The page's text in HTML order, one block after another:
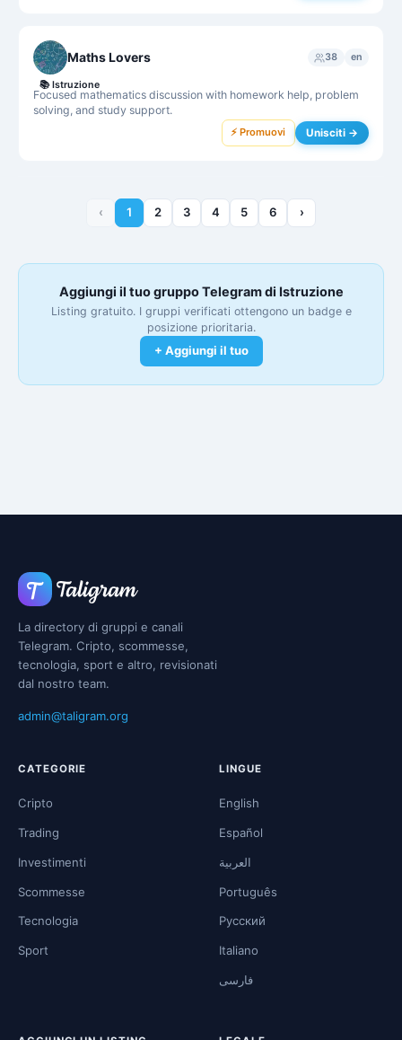
Maths Lovers 38 en
Focused mathematics discussion with homework help, problem
solving, and study support.
📚 Istruzione
⚡ Promuovi Unisciti →
‹ 1 2 3 4 5 6 ›
Aggiungi il tuo gruppo Telegram di Istruzione
Listing gratuito. I gruppi verificati ottengono un badge e
posizione prioritaria.
+ Aggiungi il tuo
La directory di gruppi e canali
Telegram. Cripto, scommesse,
tecnologia, sport e altro, revisionati
dal nostro team.
admin@taligram.org
CATEGORIE
Cripto
Trading
Investimenti
Scommesse
Tecnologia
Sport
LINGUE
English
Español
العربية
Português
Русский
Italiano
فارسی